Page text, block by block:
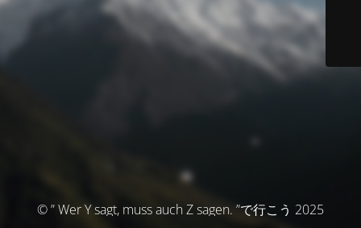
© ” Wer Y sagt, muss auch Z sagen. ”で行こう 2025